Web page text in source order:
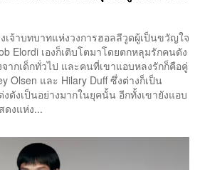
เจ้าบทบาทแห่งวงการฮอลลีวูดผู้เป็นขวัญใจ
Elordi เองก็เติบโตมาโดยตกหลุมรักคนดัง
ากเด็กทั่วไป และคนที่เขาแอบหลงรักก็คือคู่
Olsen และ Hilary Duff ซึ่งต่างก็เป็น
ดังเป็นอย่างมากในยุคนั้น อีกทั้งเขายังแอบ
ดงแห่ง...